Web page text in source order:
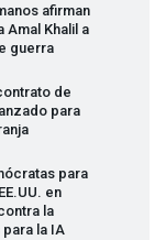
afirman
Amal Khalil a
guerra
de
para
para
en
la
la IA